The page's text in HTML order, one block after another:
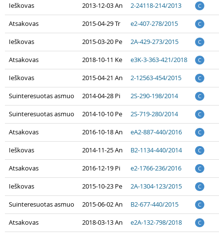
Ieškovas 2013-12-03 An 2-24118-214/2013 C
Atsakovas 2015-04-29 Tr e2-407-278/2015 C
Ieškovas 2015-03-20 Pe 2A-429-273/2015 C
Atsakovas 2018-10-11 Ke e3K-3-363-421/2018 C
Ieškovas 2015-04-21 An 2-12563-454/2015 C
Suinteresuotas asmuo 2014-04-28 Pi 2S-290-198/2014 C
Suinteresuotas asmuo 2014-10-10 Pe 2S-719-280/2014 C
Atsakovas 2016-10-18 An eA2-887-440/2016 C
Ieškovas 2014-11-25 An B2-1134-440/2014 C
Atsakovas 2016-12-19 Pi e2-1766-236/2016 C
Ieškovas 2015-10-23 Pe 2A-1304-123/2015 C
Suinteresuotas asmuo 2015-06-02 An B2-677-440/2015 C
Atsakovas 2018-03-13 An e2A-132-798/2018 C